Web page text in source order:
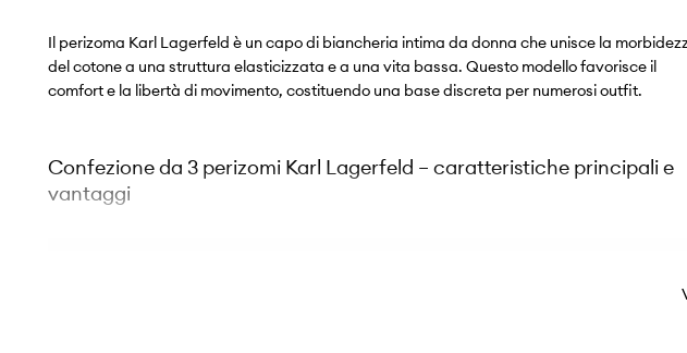
Il perizoma Karl Lagerfeld è un capo di biancheria intima da donna che unisce la
del cotone a una struttura elasticizzata e a una vita bassa. Questo modello favorisce il
comfort e la libertà di movimento, costituendo una base discreta per numerosi outfit.
Confezione da 3 perizomi Karl Lagerfeld – caratteristiche principali e
vantaggi